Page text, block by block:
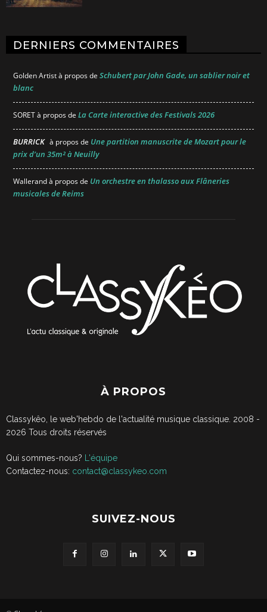
DERNIERS COMMENTAIRES
Golden Artistà propos de Schubert par John Gade, un sablier noir et
blanc
SORETà propos de La Carte interactive des Festivals 2026
BURRICK à propos de Une partition manuscrite de Mozart pour le
prix d’un 35m² à Neuilly
Wallerandà propos de Un orchestre en thalasso aux Flâneries
musicales de Reims
À PROPOS
Classykêo, le web'hebdo de l'actualité musique classique. 2008 -
2026 Tous droits réservés
Qui sommes-nous?
L'équipe
Contactez-nous: contact@classykeo.com
SUIVEZ-NOUS